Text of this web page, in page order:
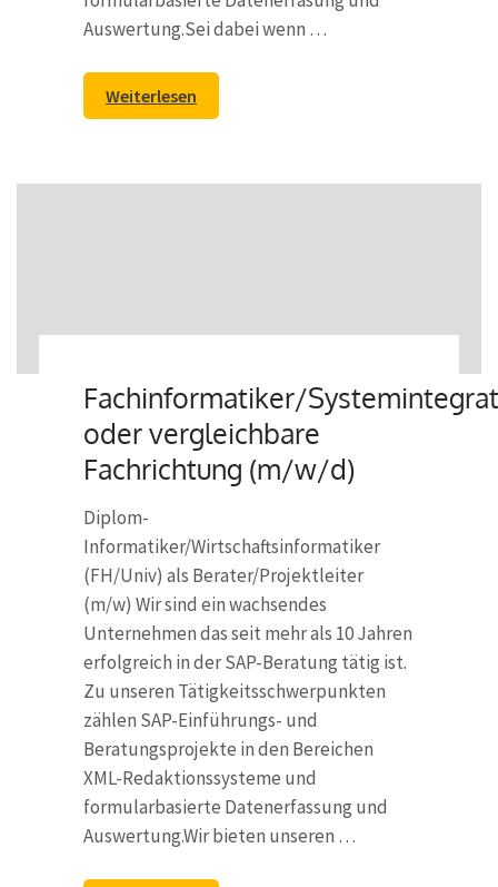
Auswertung.Sei dabei wenn …
Weiterlesen
Fachinformatiker/
oder vergleichbare
Fachrichtung (m/w/d)
Diplom-
Informatiker/Wirtschaftsinformatiker
(FH/Univ) als Berater/Projektleiter
(m/w) Wir sind ein wachsendes
Unternehmen das seit mehr als 10 Jahren
erfolgreich in der SAP-Beratung tätig ist.
Zu unseren Tätigkeitsschwerpunkten
zählen SAP-Einführungs- und
Beratungsprojekte in den Bereichen
XML-Redaktionssysteme und
formularbasierte Datenerfassung und
Auswertung.Wir bieten unseren …